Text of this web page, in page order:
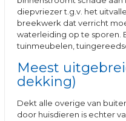
diepvriezer t.g.v. het
breekwerk dat verricht
waterleiding op te sporen.
tuinmeubelen,
Meest
dekking)
Dekt alle overige van
door huisdieren is echter